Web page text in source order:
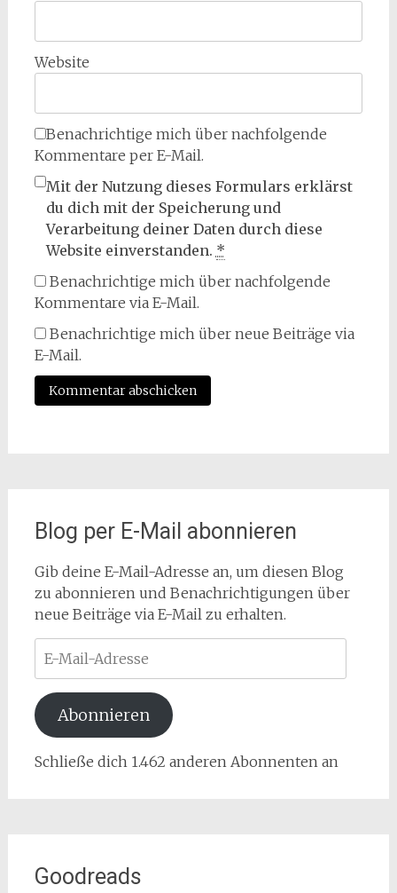
Website
Benachrichtige mich über nachfolgende
Kommentare per E-Mail.
Mit der Nutzung dieses Formulars erklärst
du dich mit der Speicherung und
Verarbeitung deiner Daten durch diese
Website einverstanden. *
Benachrichtige mich über nachfolgende
Kommentare via E-Mail.
Benachrichtige mich über neue Beiträge via
E-Mail.
Blog per E-Mail abonnieren
Gib deine E-Mail-Adresse an, um diesen Blog
zu abonnieren und Benachrichtigungen über
neue Beiträge via E-Mail zu erhalten.
Mail-
Adresse
Abonnieren
Schließe dich 1.462 anderen Abonnenten an
Goodreads